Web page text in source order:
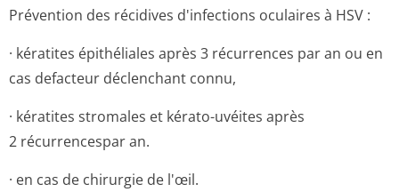
Prévention des récidives d'infections oculaires à HSV :
· kératites épithéliales après 3 récurrences par an ou en
cas defacteur déclenchant connu,
· kératites stromales et kérato-uvéites après
2 récurrences­par an.
· en cas de chirurgie de l'œil.